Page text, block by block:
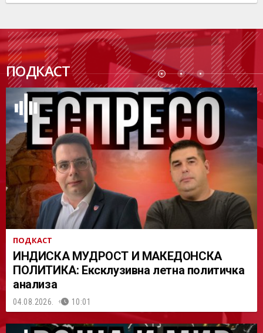
ПОДКАСТ
ПОДК
АСТ
ПОДКАСТ
ИНДИСКА МУДРОСТ И МАКЕДОНСКА
ПОЛИТИКА: Ексклузивна летна политичка
анализа
04.08.2026. 10:01